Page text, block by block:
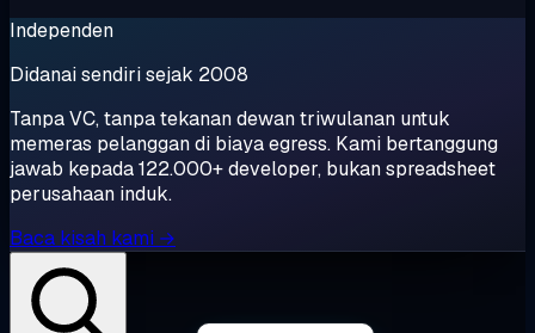
Independen
Didanai sendiri sejak 2008
Tanpa VC, tanpa tekanan dewan triwulanan untuk
memeras pelanggan di biaya egress. Kami bertanggung
jawab kepada 122.000+ developer, bukan spreadsheet
perusahaan induk.
Baca kisah kami →